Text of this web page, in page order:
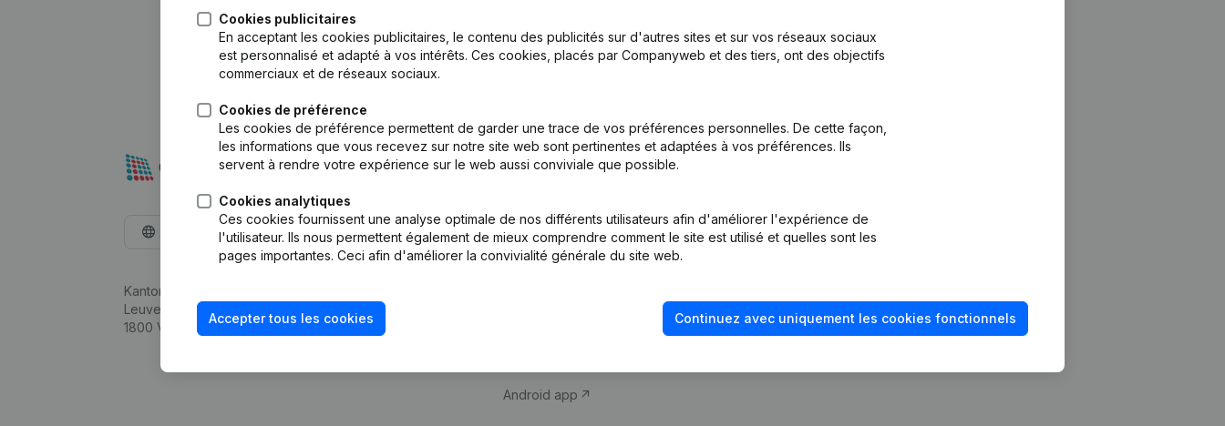
Cookies publicitaires
En acceptant les cookies publicitaires, le contenu des publicités sur d'autres sites et sur vos réseaux sociaux
est personnalisé et adapté à vos intérêts. Ces cookies, placés par Companyweb et des tiers, ont des objectifs
commerciaux et de réseaux sociaux.
Cookies de préférence
Les cookies de préférence permettent de garder une trace de vos préférences personnelles. De cette façon,
les informations que vous recevez sur notre site web sont pertinentes et adaptées à vos préférences. Ils
servent à rendre votre expérience sur le web aussi conviviale que possible.
Cookies analytiques
Ces cookies fournissent une analyse optimale de nos différents utilisateurs afin d'améliorer l'expérience de
l'utilisateur. Ils nous permettent également de mieux comprendre comment le site est utilisé et quelles sont les
pages importantes. Ceci afin d'améliorer la convivialité générale du site web.
Accepter tous les cookies Continuez avec uniquement les cookies fonctionnels
Français
Kantorenpark Everest
Leuvensesteenweg 248D,
1800 Vilvoorde
Produit
d’entreprise
Monitoring
Android app
fraude
Consulter des comptes annuels
Vérification de la solvabilité